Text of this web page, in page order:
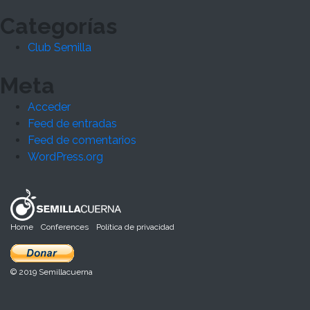
Categorías
Club Semilla
Meta
Acceder
Feed de entradas
Feed de comentarios
WordPress.org
Home Conferences Política de privacidad
© 2019 Semillacuerna